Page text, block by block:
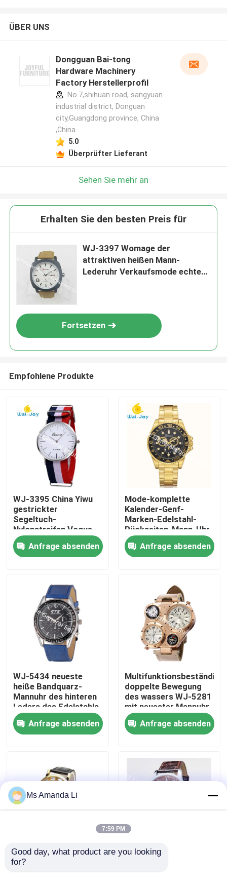
Produkte
Über uns
Fabrik-Ausflug
Qualitätskontrolle
Treten Sie mit uns in Verbindung
Nachrichten
Fordern Sie ein Zitat
ÜBER UNS
Dongguan Bai-tong
Hardware Machinery
Factory Herstellerprofil
No.7,shihuan road, sangyuan
industrial district, Donguan
city,Guangdong province, China
,China
5.0
Überprüfter Lieferant
Sehen Sie mehr an
Erhalten Sie den besten Preis für
WJ-3397 Womage der
attraktiven heißen Mann-
Lederuhr Verkaufsmode echten
Fortsetzen
Empfohlene Produkte
WJ-3395 China Yiwu
gestrickter
Segeltuch-
Nylonstreifen Vogue
GENF Fabrik-passt
heiße Verkauf LOGO-
Soems Uhr Mann-
Anfrage absenden
Mode-komplette
Kalender-Genf-
Marken-Edelstahl-
Rückseiten-Mann-Uhr
des Neuzugang-WJ-
6525Anfrage absenden
WJ-5434 neueste
heiße Bandquarz-
Mannuhr des hinteren
Leders des Edelstahls
des Verkaufs GTS
stilvolleAnfrage absenden
Multifunktionsbeständige
doppelte Bewegung
des wassers WJ-5281
mit neuester Mannuhr
der
Kompasspersönlichkeit
Anfrage absenden
Lederne zufällige
meistverkaufte hohle
WJ-3250 Womage
Ms Amanda Li
7:59 PM
Good day, what product are you looking
for?